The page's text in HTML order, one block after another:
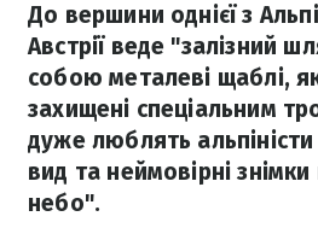
До вершини однієї з
Австрії веде "залізний
собою металеві щаблі,
захищені спеціальним
дуже люблять
вид та неймовірні
небо".